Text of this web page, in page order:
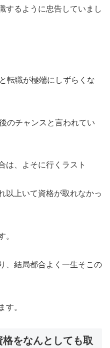
するように忠告していまし
転職が極端にしずらくな
のチャンスと言われてい
は、よそに行くラスト
以上いて資格が取れなかっ
。
、結局都合よく一生そこの
す。
をなんとしても取